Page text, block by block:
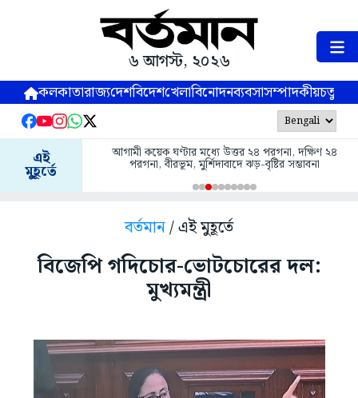
৬ আগস্ট, ২০২৬
কলকাতারাজ্যদেশবিদেশখেলাবিনোদনব্যবসাসম্পাদকীয়
এই
মুহূর্তে
আগামী কয়েক ঘণ্টার মধ্যে উত্তর ২৪ পরগনা, দক্ষিণ ২৪
পরগনা, বীরভূম, মুর্শিদাবাদে ঝড়-বৃষ্টির সম্ভাবনা
বর্তমান/ এই মুহূর্তে
বিজেপি গদিচোর-ভোটচোরের দল:
মুখ্যমন্ত্রী